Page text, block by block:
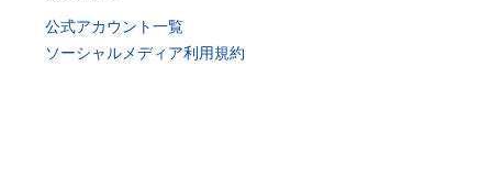
公式アカウント一覧
ソーシャルメディア利用規約